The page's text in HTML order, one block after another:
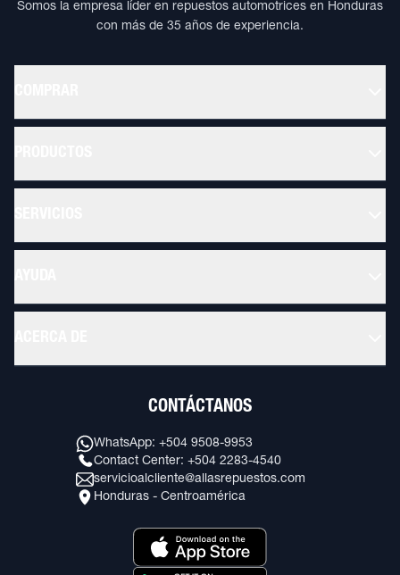
Somos la empresa líder en repuestos automotrices en Honduras
con más de 35 años de experiencia.
CONTÁCTANOS
WhatsApp: +504 9508-9953
Contact Center: +504 2283-4540
servicioalcliente@allasrepuestos.com
Honduras - Centroamérica